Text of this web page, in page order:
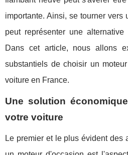
importante. Ainsi, se tourner vers
peut représenter une
Dans cet article, nous allons
substantiels de choisir un
voiture en France.
Une solution
votre voiture
Le premier et le plus évident des